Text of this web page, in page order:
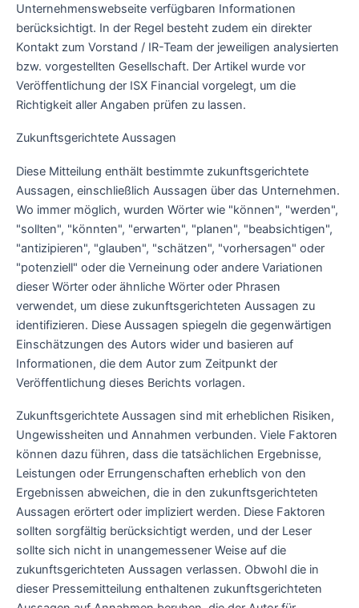
Unternehmenswebseite verfügbaren Informationen
berücksichtigt. In der Regel besteht zudem ein direkter
Kontakt zum Vorstand / IR-Team der jeweiligen analysierten
bzw. vorgestellten Gesellschaft. Der Artikel wurde vor
Veröffentlichung der ISX Financial vorgelegt, um die
Richtigkeit aller Angaben prüfen zu lassen.
Zukunftsgerichtete Aussagen
Diese Mitteilung enthält bestimmte zukunftsgerichtete
Aussagen, einschließlich Aussagen über das Unternehmen.
Wo immer möglich, wurden Wörter wie "können", "werden",
"sollten", "könnten", "erwarten", "planen", "beabsichtigen",
"antizipieren", "glauben", "schätzen", "vorhersagen" oder
"potenziell" oder die Verneinung oder andere Variationen
dieser Wörter oder ähnliche Wörter oder Phrasen
verwendet, um diese zukunftsgerichteten Aussagen zu
identifizieren. Diese Aussagen spiegeln die gegenwärtigen
Einschätzungen des Autors wider und basieren auf
Informationen, die dem Autor zum Zeitpunkt der
Veröffentlichung dieses Berichts vorlagen.
Zukunftsgerichtete Aussagen sind mit erheblichen Risiken,
Ungewissheiten und Annahmen verbunden. Viele Faktoren
können dazu führen, dass die tatsächlichen Ergebnisse,
Leistungen oder Errungenschaften erheblich von den
Ergebnissen abweichen, die in den zukunftsgerichteten
Aussagen erörtert oder impliziert werden. Diese Faktoren
sollten sorgfältig berücksichtigt werden, und der Leser
sollte sich nicht in unangemessener Weise auf die
zukunftsgerichteten Aussagen verlassen. Obwohl die in
dieser Pressemitteilung enthaltenen zukunftsgerichteten